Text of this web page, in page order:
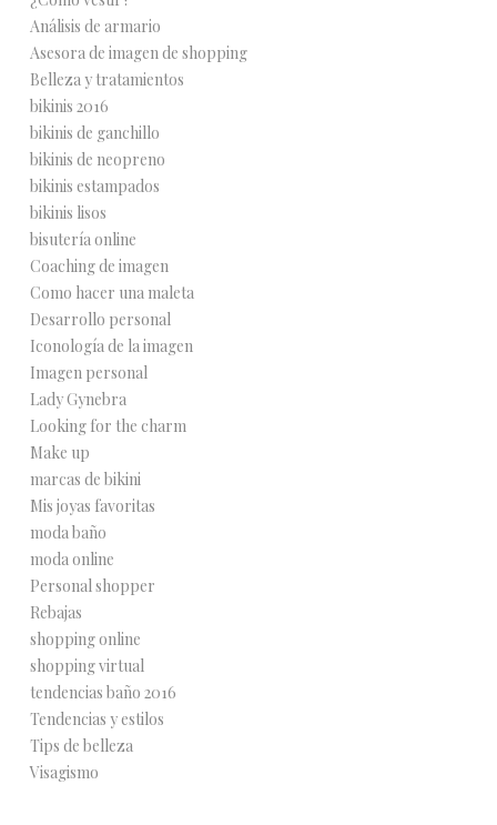
Análisis de armario
Asesora de imagen de shopping
Belleza y tratamientos
bikinis 2016
bikinis de ganchillo
bikinis de neopreno
bikinis estampados
bikinis lisos
bisutería online
Coaching de imagen
Como hacer una maleta
Desarrollo personal
Iconología de la imagen
Imagen personal
Lady Gynebra
Looking for the charm
Make up
marcas de bikini
Mis joyas favoritas
moda baño
moda online
Personal shopper
Rebajas
shopping online
shopping virtual
tendencias baño 2016
Tendencias y estilos
Tips de belleza
Visagismo